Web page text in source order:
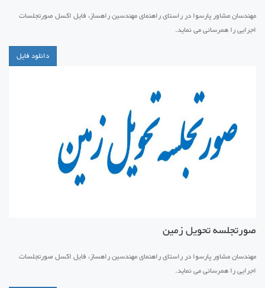
مهندسان مشاور پارسوا در راستای راهنمای مهندسین راهساز، فایل اکسل صورتجلسات
اجرایی را همرسانی می نماید.
دانلود فایل
صورتجلسه تحویل زمین
مهندسان مشاور پارسوا در راستای راهنمای مهندسین راهساز، فایل اکسل صورتجلسات
اجرایی را همرسانی می نماید.